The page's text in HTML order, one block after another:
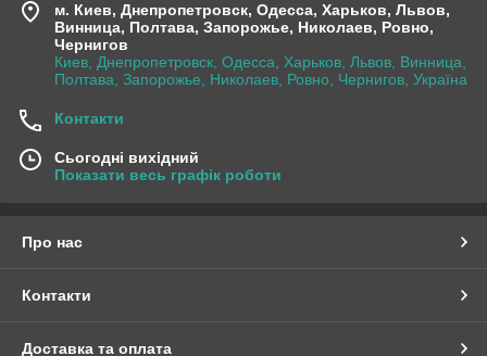
м. Киев, Днепропетровск, Одесса, Харьков, Львов,
Винница, Полтава, Запорожье, Николаев, Ровно,
Чернигов
Киев, Днепропетровск, Одесса, Харьков, Львов, Винница,
Полтава, Запорожье, Николаев, Ровно, Чернигов, Україна
Контакти
Сьогодні вихідний
Показати весь графік роботи
Про нас
Контакти
Доставка та оплата